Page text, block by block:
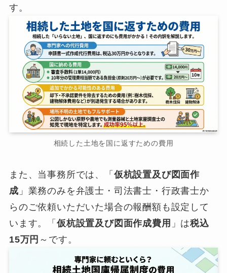
す。
相続した土地を国に返すための費用
また、当事務所では、「 仮杭設置及び図面作
成 」業務のみを弁護士・司法書士・行政書士か
らのご依頼いただいた場合の報酬額も設定して
います。「 仮杭設置及び図面作成費用 」は税込
15万円 ～です。